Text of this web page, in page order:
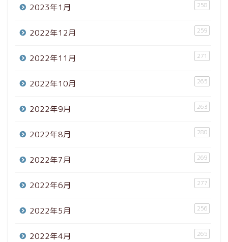
2023年1月 258
2022年12月 259
2022年11月 271
2022年10月 265
2022年9月 263
2022年8月 280
2022年7月 269
2022年6月 277
2022年5月 256
2022年4月 265